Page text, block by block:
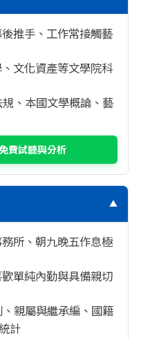
推手、工作常接觸藝
文化資產等文學院科
、本國文學概論、藝
費試聽與分析
▼
所、朝九晚五作息極
單純內勤與具備親切
親屬與繼承編、國籍
計